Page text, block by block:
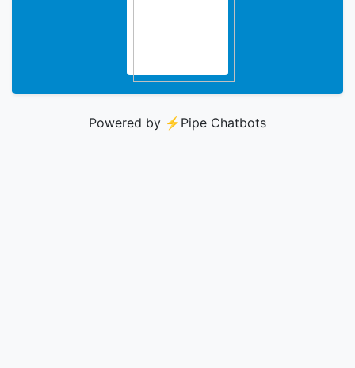
Powered by ⚡️ Pipe Chatbots